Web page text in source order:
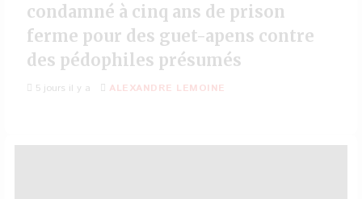
condamné à cinq ans de prison
ferme pour des guet-apens contre
des pédophiles présumés
5 jours il y a ALEXANDRE LEMOINE